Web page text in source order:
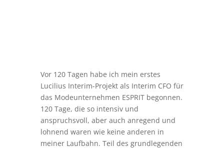
Vor 120 Tagen habe ich mein erstes
Lucilius Interim-Projekt als Interim CFO für
das Modeunternehmen ESPRIT begonnen.
120 Tage, die so intensiv und
anspruchsvoll, aber auch anregend und
lohnend waren wie keine anderen in
meiner Laufbahn. Teil des grundlegenden